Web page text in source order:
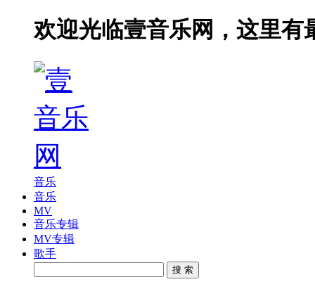
欢迎光临壹音乐网，这里有
音乐
音乐
MV
音乐专辑
MV专辑
歌手
搜 索